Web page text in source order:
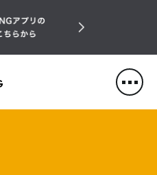
HELLO CYCLING（ハローサ